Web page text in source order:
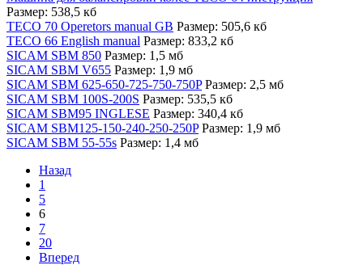
Размер: 538,5 кб
TECO 70 Operetors manual GB Размер: 505,6 кб
TECO 66 English manual Размер: 833,2 кб
SICAM SBM 850 Размер: 1,5 мб
SICAM SBM V655 Размер: 1,9 мб
SICAM SBM 625-650-725-750-750P Размер: 2,5 мб
SICAM SBM 100S-200S Размер: 535,5 кб
SICAM SBM95 INGLESE Размер: 340,4 кб
SICAM SBM125-150-240-250-250P Размер: 1,9 мб
SICAM SBM 55-55s Размер: 1,4 мб
Назад
1
5
6
7
20
Вперед